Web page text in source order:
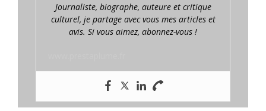
Journaliste, biographe, auteure et critique
culturel, je partage avec vous mes articles et
avis. Si vous aimez, abonnez-vous !